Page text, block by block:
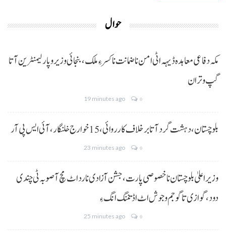
حوال
مکہ دفاعی معاہدہ ڈیہہ اٹی امن نا ضمانت نا کسر ءِ ملک،بنجائی وزیر و پارلیمنٹرین آتا
گپ و تران
19 minutes ago 0
بلوچستان، دہشت گرد آتا برخلاف کارروائی، 15خوارج خلنگار،آئی ایس پی آر
23 minutes ago 0
وزیر اعلیٰ بلوچستان نا خصوصی پارت،جشن آزادی نا رد اٹ مچ آ صوبہ ٹی چندی
دود، گوازی تا گو جم و جوش اٹ اڈ تننگ انگ ءِ
25 minutes ago 0